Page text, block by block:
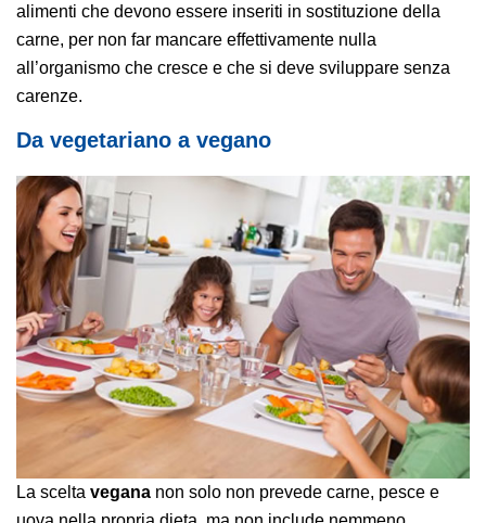
alimenti che devono essere inseriti in sostituzione della
carne, per non far mancare effettivamente nulla
all’organismo che cresce e che si deve sviluppare senza
carenze.
Da vegetariano a vegano
La scelta vegana non solo non prevede carne, pesce e